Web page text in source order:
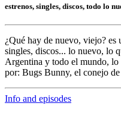
estrenos, singles, discos, todo lo
¿Qué hay de nuevo, viejo? es
singles, discos... lo nuevo, lo
Argentina y todo el mundo, lo
por: Bugs Bunny, el conejo
Info and episodes